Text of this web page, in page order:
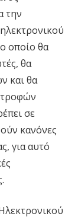
την
οποίο θα
θα
και θα
σε
κανόνες
για αυτό